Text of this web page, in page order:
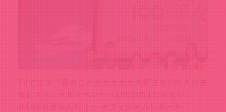
TVアニメ『君のことが大大大大大好きな100人の彼
女』スペシャルイベント〜100分の1じゃない。
×100の愛なんだ！〜 オフィシャルレポート